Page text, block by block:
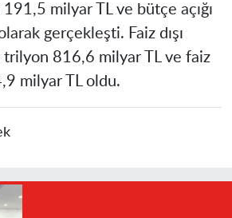
milyar TL ve bütçe açığı
gerçekleşti. Faiz dışı
816,6 milyar TL ve faiz
milyar TL oldu.